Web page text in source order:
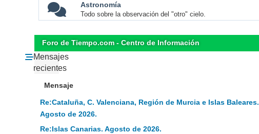
Astronomía
Todo sobre la observación del "otro" cielo.
Foro de Tiempo.com - Centro de Información
Mensajes
recientes
Mensaje
Re:Cataluña, C. Valenciana, Región de Murcia e Islas Baleares.
Agosto de 2026.
Re:Islas Canarias. Agosto de 2026.